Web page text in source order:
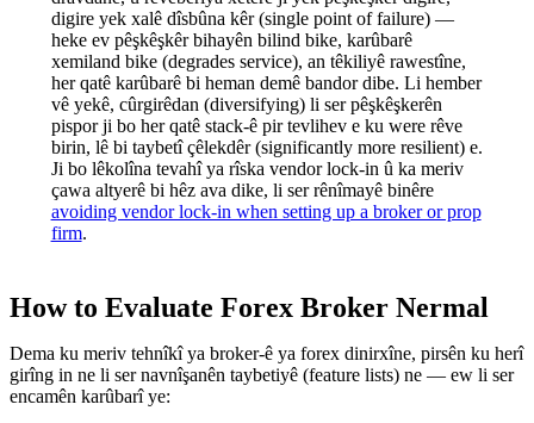
digire yek xalê dîsbûna kêr (single point of failure) —
heke ev pêşkêşkêr bihayên bilind bike, karûbarê
xemiland bike (degrades service), an têkiliyê rawestîne,
her qatê karûbarê bi heman demê bandor dibe. Li hember
vê yekê, cûrgirêdan (diversifying) li ser pêşkêşkerên
pispor ji bo her qatê stack-ê pir tevlihev e ku were rêve
birin, lê bi taybetî çêlekdêr (significantly more resilient) e.
Ji bo lêkolîna tevahî ya rîska vendor lock-in û ka meriv
çawa altyerê bi hêz ava dike, li ser rênîmayê binêre
avoiding vendor lock-in when setting up a broker or prop
firm.
How to Evaluate Forex Broker Nermal
Dema ku meriv tehnîkî ya broker-ê ya forex dinirxîne, pirsên ku herî
girîng in ne li ser navnîşanên taybetiyê (feature lists) ne — ew li ser
encamên karûbarî ye: